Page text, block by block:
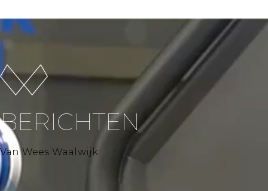
BERICHTEN
Van Wees Waalwijk